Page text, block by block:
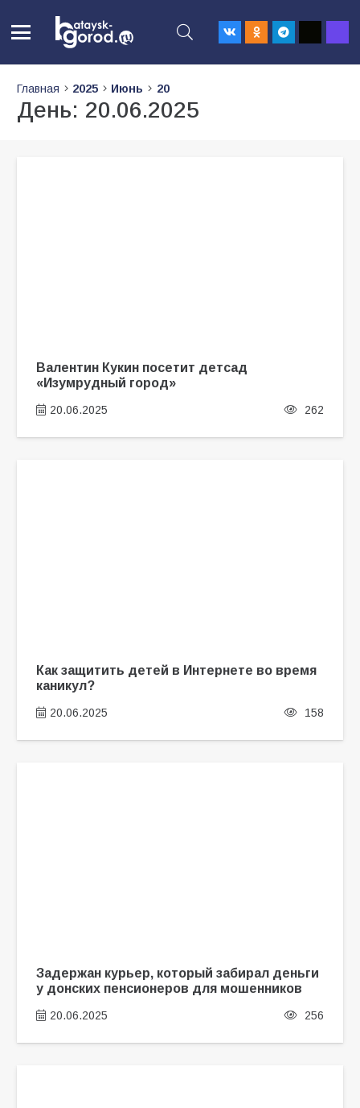
Главная 2025 Июнь 20
День: 20.06.2025
Валентин Кукин посетит детсад
«Изумрудный город»
20.06.2025 262
Как защитить детей в Интернете во время
каникул?
20.06.2025 158
Задержан курьер, который забирал деньги
у донских пенсионеров для мошенников
20.06.2025 256